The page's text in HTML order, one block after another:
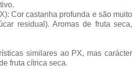
Cor castanha profunda e são muito
residual). Aromas de fruta seca,
similares ao PX, mas carácter
fruta cítrica seca.